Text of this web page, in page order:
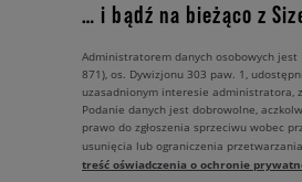
… i bądź na bieżąco z
Administratorem danych osobowych jest
871), os. Dywizjonu 303 paw. 1,
uzasadnionym interesie administratora,
Podanie danych jest dobrowolne,
prawo do zgłoszenia sprzeciwu wobec
usunięcia lub ograniczenia
treść oświadczenia o ochronie